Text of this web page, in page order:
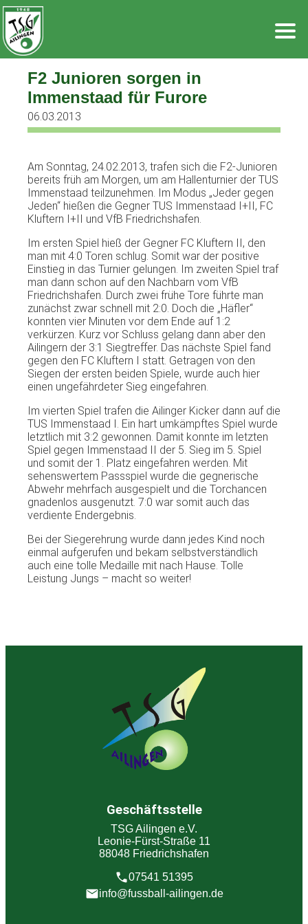
Zum
Inhalt
springen
F2 Junioren sorgen in
Immenstaad für Furore
06.03.2013
Am Sonntag, 24.02.2013, trafen sich die F2-Junioren
bereits früh am Morgen, um am Hallenturnier der TUS
Immenstaad teilzunehmen. Im Modus „Jeder gegen
Jeden“ hießen die Gegner TUS Immenstaad I+II, FC
Kluftern I+II und VfB Friedrichshafen.
Im ersten Spiel hieß der Gegner FC Kluftern II, den
man mit 4:0 Toren schlug. Somit war der positive
Einstieg in das Turnier gelungen. Im zweiten Spiel traf
man dann schon auf den Nachbarn vom VfB
Friedrichshafen. Durch zwei frühe Tore führte man
zunächst zwar schnell mit 2:0. Doch die „Häfler“
konnten vier Minuten vor dem Ende auf 1:2
verkürzen. Kurz vor Schluss gelang dann aber den
Ailingern der 3:1 Siegtreffer. Das nächste Spiel fand
gegen den FC Kluftern I statt. Getragen von den
Siegen der ersten beiden Spiele, wurde auch hier
einen ungefährdeter Sieg eingefahren.
Im vierten Spiel trafen die Ailinger Kicker dann auf die
TUS Immenstaad I. Ein hart umkämpftes Spiel wurde
letztlich mit 3:2 gewonnen. Damit konnte im letzten
Spiel gegen Immenstaad II der 5. Sieg im 5. Spiel
und somit der 1. Platz eingefahren werden. Mit
sehenswertem Passspiel wurde die gegnerische
Abwehr mehrfach ausgespielt und die Torchancen
gnadenlos ausgenutzt. 7:0 war somit auch das
verdiente Endergebnis.
Bei der Siegerehrung wurde dann jedes Kind noch
einmal aufgerufen und bekam selbstverständlich
auch eine tolle Medaille mit nach Hause. Tolle
Leistung Jungs – macht so weiter!
Geschäftsstelle
TSG Ailingen e.V.
Leonie-Fürst-Straße 11
88048 Friedrichshafen
07541 51395
info@fussball-ailingen.de